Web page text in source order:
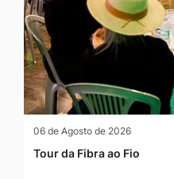
06 de Agosto de 2026
Tour da Fibra ao Fio